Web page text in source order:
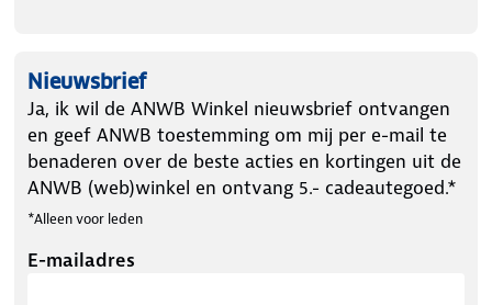
Nieuwsbrief
Ja, ik wil de ANWB Winkel nieuwsbrief ontvangen
en geef ANWB toestemming om mij per e-mail te
benaderen over de beste acties en kortingen uit de
ANWB (web)winkel en ontvang 5.- cadeautegoed.*
*Alleen voor leden
E-mailadres